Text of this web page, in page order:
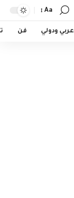
Resizer
Aa
عربي ودولي فن